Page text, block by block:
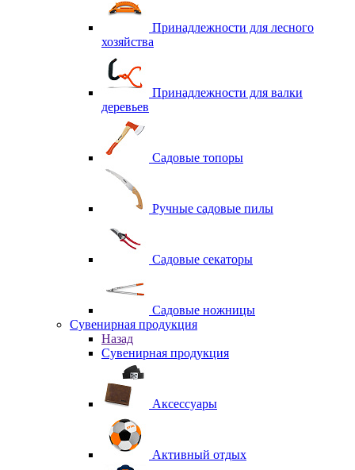
Принадлежности для лесного
хозяйства
Принадлежности для валки
деревьев
Садовые топоры
Ручные садовые пилы
Садовые секаторы
Садовые ножницы
Сувенирная продукция
Назад
Сувенирная продукция
Аксессуары
Активный отдых